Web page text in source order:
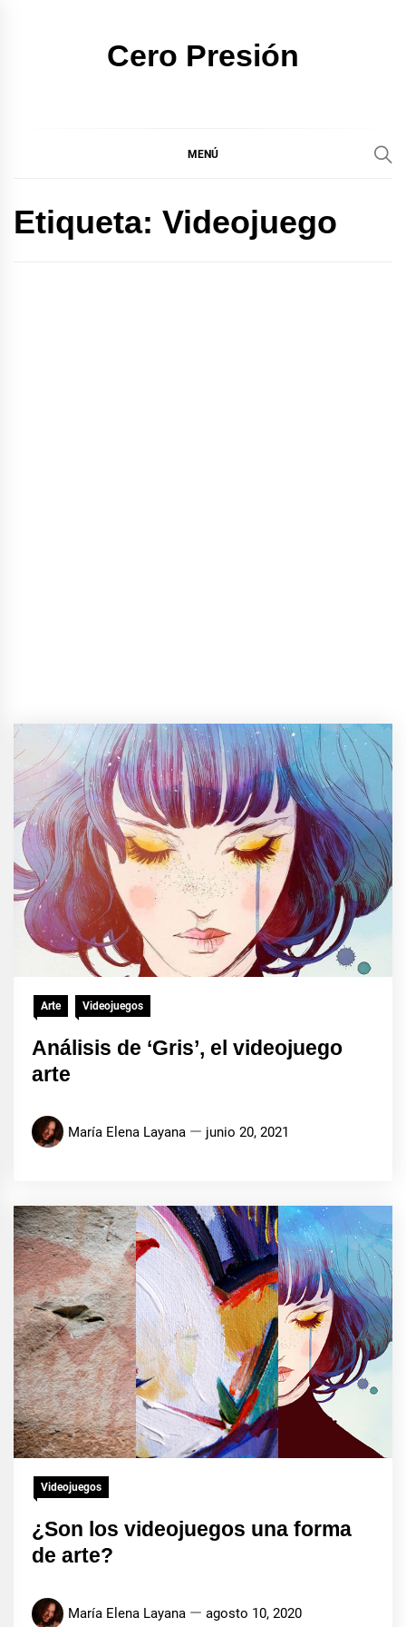
Cero Presión
MENÚ
Etiqueta: Videojuego
Arte Videojuegos
Análisis de ‘Gris’, el videojuego
arte
María Elena Layana junio 20, 2021
Videojuegos
¿Son los videojuegos una forma
de arte?
María Elena Layana agosto 10, 2020